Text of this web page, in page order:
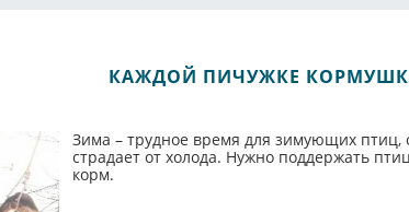
КАЖДОЙ ПИЧУЖКЕ
Зима – трудное время для зимующих птиц,
страдает от холода. Нужно поддержать
корм.